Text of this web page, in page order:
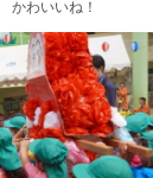
かわいいね！